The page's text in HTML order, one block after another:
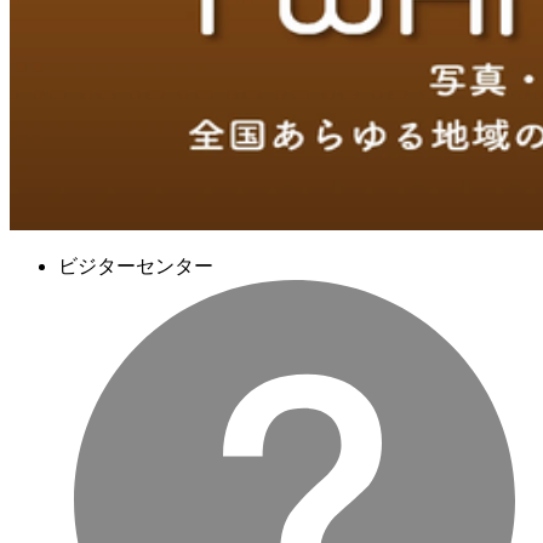
ビジターセンター